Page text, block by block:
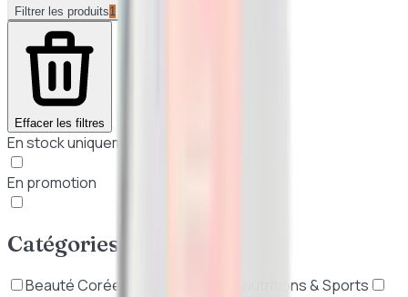
Filtrer les produits1
Effacer les filtres
En stock uniquement
En promotion
Catégories
Beauté Coréenne (K-Beauty)
Nutritions & Sports